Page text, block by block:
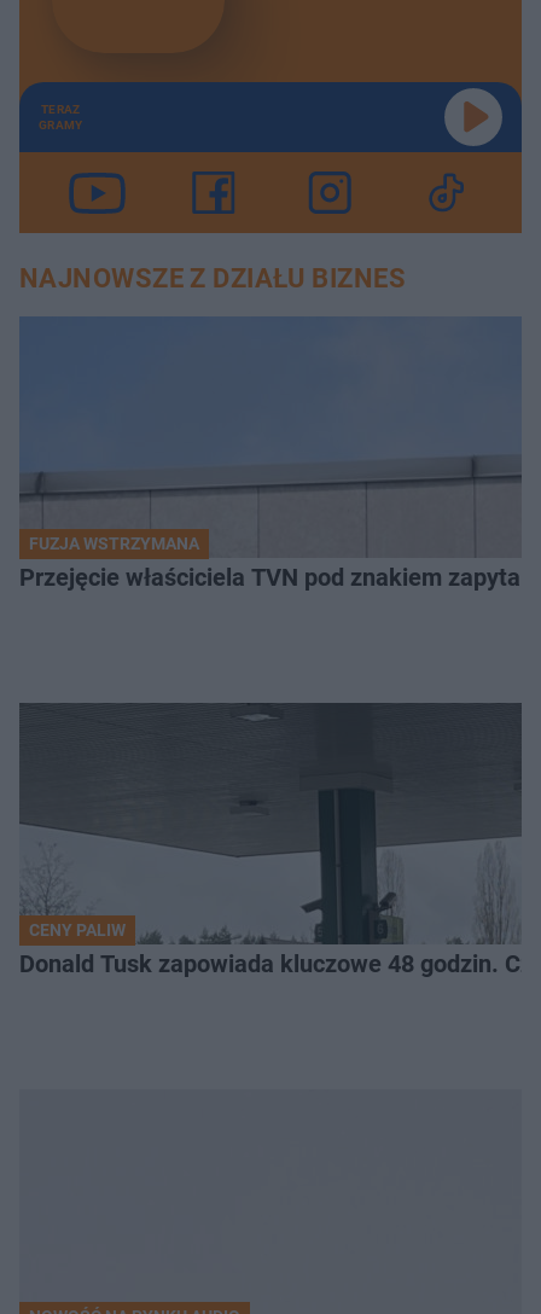
TERAZ
GRAMY
NAJNOWSZE Z DZIAŁU BIZNES
FUZJA WSTRZYMANA
Przejęcie właściciela TVN pod znakiem
CENY PALIW
Donald Tusk zapowiada kluczowe 48 godzin.